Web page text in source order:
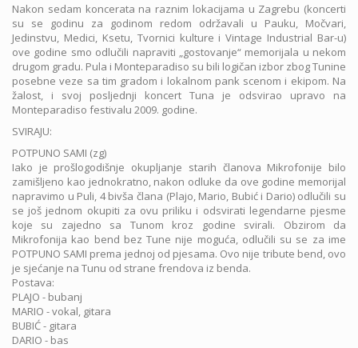
Nakon sedam koncerata na raznim lokacijama u Zagrebu (koncerti
su se godinu za godinom redom održavali u Pauku, Močvari,
Jedinstvu, Medici, Ksetu, Tvornici kulture i Vintage Industrial Bar-u)
ove godine smo odlučili napraviti „gostovanje“ memorijala u nekom
drugom gradu. Pula i Monteparadiso su bili logičan izbor zbog Tunine
posebne veze sa tim gradom i lokalnom pank scenom i ekipom. Na
žalost, i svoj posljednji koncert Tuna je odsvirao upravo na
Monteparadiso festivalu 2009. godine.
SVIRAJU:
POTPUNO SAMI (zg)
Iako je prošlogodišnje okupljanje starih članova Mikrofonije bilo
zamišljeno kao jednokratno, nakon odluke da ove godine memorijal
napravimo u Puli, 4 bivša člana (Plajo, Mario, Bubić i Dario) odlučili su
se još jednom okupiti za ovu priliku i odsvirati legendarne pjesme
koje su zajedno sa Tunom kroz godine svirali. Obzirom da
Mikrofonija kao bend bez Tune nije moguća, odlučili su se za ime
POTPUNO SAMI prema jednoj od pjesama. Ovo nije tribute bend, ovo
je sjećanje na Tunu od strane frendova iz benda.
Postava:
PLAJO - bubanj
MARIO - vokal, gitara
BUBIĆ - gitara
DARIO - bas